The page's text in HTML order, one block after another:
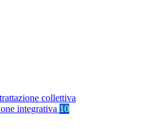
collettiva
integrativa 10